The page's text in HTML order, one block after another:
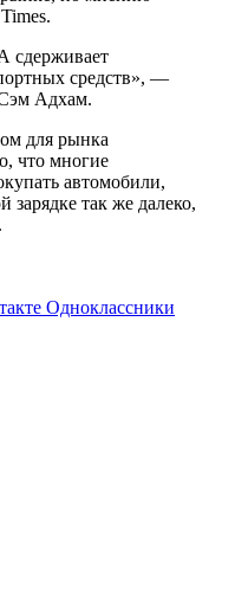
сдерживает
средств», —
Адхам.
для рынка
что многие
автомобили,
зарядке так же далеко,
Одноклассники